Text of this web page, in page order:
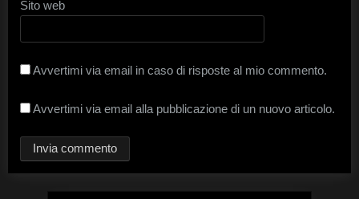
Sito web
Avvertimi via email in caso di risposte al mio commento.
Avvertimi via email alla pubblicazione di un nuovo articolo.